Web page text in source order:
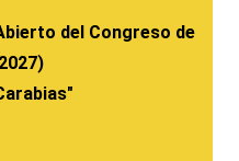
del Congreso de